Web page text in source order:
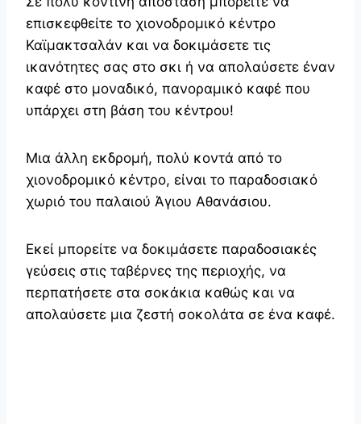
επισκεφθείτε το χιονοδρομικό κέντρο
Καϊμακτσαλάν και να δοκιμάσετε τις
ικανότητες σας στο σκι ή να απολαύσετε έναν
καφέ στο μοναδικό, πανοραμικό καφέ που
υπάρχει στη βάση του κέντρου!
Μια άλλη εκδρομή, πολύ κοντά από το
χιονοδρομικό κέντρο, είναι το παραδοσιακό
χωριό του παλαιού Άγιου Αθανάσιου.
Εκεί μπορείτε να δοκιμάσετε παραδοσιακές
γεύσεις στις ταβέρνες της περιοχής, να
περπατήσετε στα σοκάκια καθώς και να
απολαύσετε μια ζεστή σοκολάτα σε ένα καφέ.